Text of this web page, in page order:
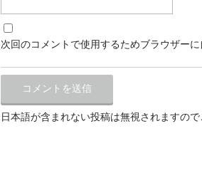
次回のコメントで使用するためブラウザー
日本語が含まれない投稿は無視されますの